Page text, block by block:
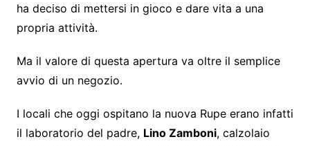
ha deciso di mettersi in gioco e dare vita a una
propria attività.
Ma il valore di questa apertura va oltre il semplice
avvio di un negozio.
I locali che oggi ospitano la nuova Rupe erano infatti
il laboratorio del padre, Lino Zamboni, calzolaio